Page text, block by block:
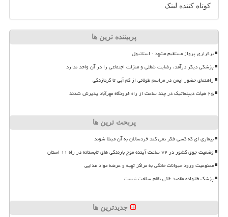
کوتاه کننده لینک
پربیننده ترین ها
برقراری پرواز مستقیم مشهد - استانبول
پزشکی دیگر درآمد، رضایت شغلی و منزلت اجتماعی را در آن واحد ندارد
راهنمای حضور ایمن در مراسم طولانی از کم آبی تا گرمازدگی
۲۵ هیأت دیپلماتیک در چند ساعت از راه فرودگاه مهرآباد پذیرش شدند
پربحث ترین ها
بیماری ای که کسی فکر نمی کند خردسالان به آن مبتلا شوند
وضعیت جوی کشور در ۷۲ ساعت آینده موج بارندگی های تابستانه در راه ۱۱ استان
ممنوعیت ورود حیوانات خانگی به مراکز تهیه و عرضه مواد غذایی
پزشک خانواده مقصد غائی نظام سلامت نیست
جدیدترین ها